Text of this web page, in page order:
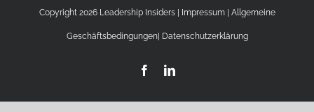
Copyright 2026 Leadership Insiders | Impressum| Allgemeine
Geschäftsbedingungen| Datenschutzerklärung
FacebookLinkedIn